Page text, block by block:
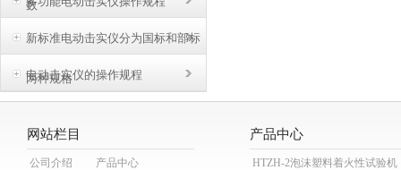
数
新标准电动击实仪分为国标和部标
两种规格
电动击实仪的操作规程
网站栏目
公司介绍
产品中心
产品中心
HTZH-2泡沫塑料着火性试验机